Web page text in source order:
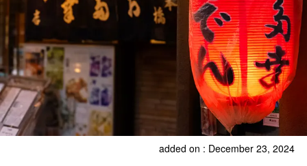
added on : December 23, 2024